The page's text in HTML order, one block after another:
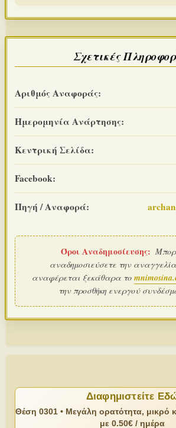
Σχετικές
Αριθμός Αναφοράς:
Ημερομηνία Ανάρτησης:
Κεντρική Σελίδα:
Facebook:
Πηγή / Αναφορά:
Όροι Αναδημοσίευσης:
αναδημοσιεύσετε την
αναφέρεται ξεκάθαρα το
την προσθήκη ενεργού
Διαφημιστείτε
Θέση 0301 • Μεγάλη ορατότητα, μικρό
με 0.50€ / ημέρα